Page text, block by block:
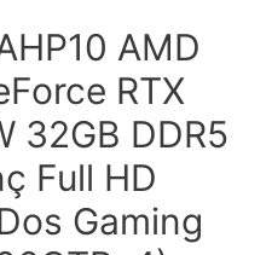
AMD
RTX
32GB DDR5
Full HD
Gaming